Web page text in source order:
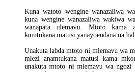
Kuna watoto wengine wanazaliwa
kuna wengine wanazaliwa wakiwa
wanapata ulemavu. Mtoto kama
kumtukana matusi yanayoendana na
Unakuta labda mtoto ni mlemavu wa
mlezi anamtukana matusi kama
unakuta mtoto ni mlemavu wa ngozi